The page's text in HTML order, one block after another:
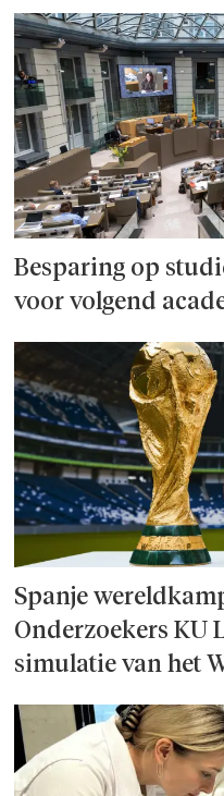
Besparing op
voor volgend
Spanje
Onderzoek­ers KU
simulatie van het